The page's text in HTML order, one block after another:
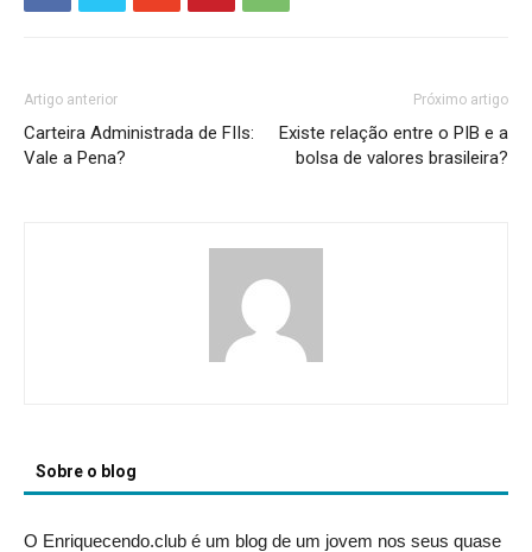
Artigo anterior
Carteira Administrada de FIIs:
Vale a Pena?
Próximo artigo
Existe relação entre o PIB e a
bolsa de valores brasileira?
Sobre o blog
O Enriquecendo.club é um blog de um jovem nos seus quase